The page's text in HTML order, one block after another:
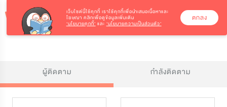
ผู้ติดตาม กำลังติดตาม
เว็บไซต์นี้ใช้คุกกี้ เราใช้คุกกี้เพื่อนำเสนอเนื้อหาและ
โฆษณา คลิกเพื่อดูข้อมูลเพิ่มเติม
‘นโยบายคุกกี้’ และ ‘นโยบายความเป็นส่วนตัว’
ตกลง